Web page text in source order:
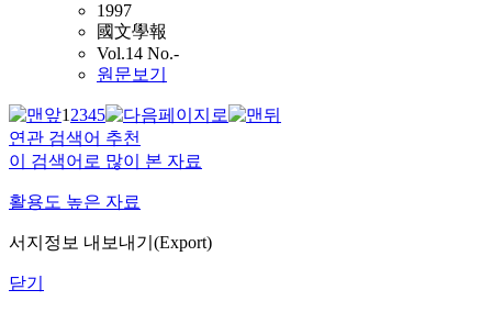
1997
國文學報
Vol.14 No.-
원문보기
12345
연관 검색어 추천
이 검색어로 많이 본 자료
활용도 높은 자료
서지정보 내보내기(Export)
닫기